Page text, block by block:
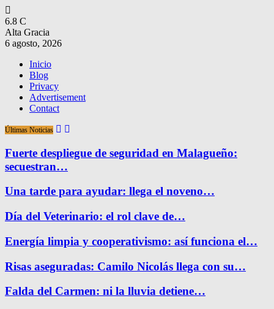
6.8 C
Alta Gracia
6 agosto, 2026
Inicio
Blog
Privacy
Advertisement
Contact
Últimas Noticias
Fuerte despliegue de seguridad en Malagueño:
secuestran…
Una tarde para ayudar: llega el noveno…
Día del Veterinario: el rol clave de…
Energía limpia y cooperativismo: así funciona el…
Risas aseguradas: Camilo Nicolás llega con su…
Falda del Carmen: ni la lluvia detiene…